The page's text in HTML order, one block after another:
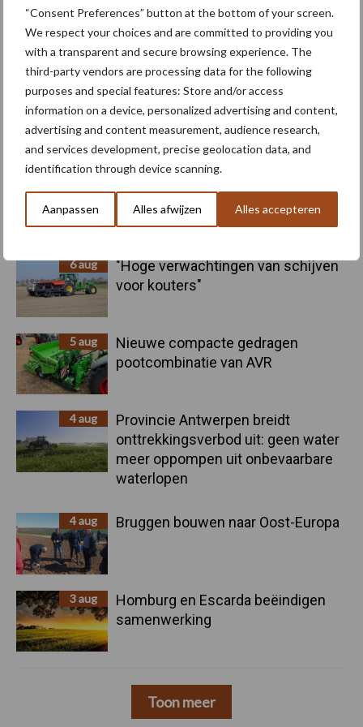
“Consent Preferences” button at the bottom of your screen.
We respect your choices and are committed to providing you
with a transparent and secure browsing experience. The
third-party vendors are processing data for the following
purposes and special features: Store and/or access
information on a device, personalized advertising and content,
advertising and content measurement, audience research,
and services development, precise geolocation data, and
identification through device scanning.
Aanpassen Alles afwijzen Alles accepteren
PrimaireRecent nieuws Partner nieuws
6 aug
"Hoge verwachtingen van schijven
voor kouters"
5 aug
Nieuwe compacte gedragen
pootcombinatie van AVR
4 aug
Provincie Antwerpen breidt
onttrekkingsverbod uit: geen water
meer oppompen uit onbevaarbare
waterlopen
4 aug Bruggen bouwen naar Oost-Europa
3 aug
Homburg en Escarda beëindigen
samenwerking
Toon meer
Machines Duurzaamheid
Toon meer